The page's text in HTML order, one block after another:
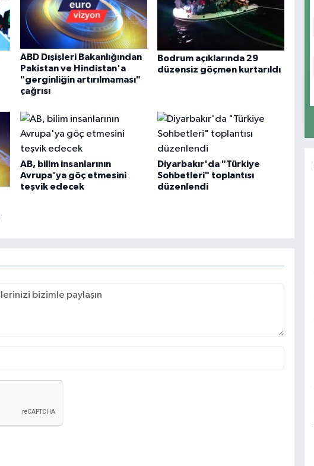
ABD Dışişleri Bakanlığından
Pakistan ve Hindistan'a
"gerginliğin artırılmaması"
çağrısı
Bodrum açıklarında 29
düzensiz göçmen kurtarıldı
AB, bilim insanlarının
Avrupa'ya göç etmesini
teşvik edecek
Diyarbakır'da "Türkiye
Sohbetleri" toplantısı
düzenlendi